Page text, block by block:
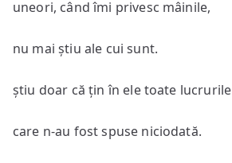
uneori, când îmi privesc mâinile,
nu mai știu ale cui sunt.
știu doar că țin în ele toate lucrurile
care n-au fost spuse niciodată.